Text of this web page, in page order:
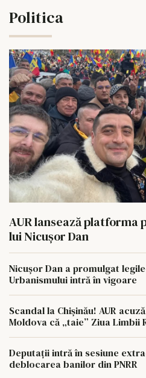
Politica
AUR lansează platforma
lui Nicușor Dan
Nicușor Dan a promulgat
Urbanismului intră în vigoare
Scandal la Chișinău! AUR
Moldova că „taie” Ziua Limbii
Deputații intră în sesiune
deblocarea banilor din PNRR